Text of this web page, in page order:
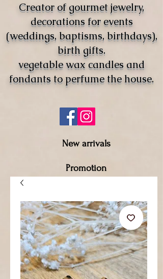
Creator of gourmet jewelry,
decorations for events
(weddings, baptisms, birthdays),
birth gifts.
vegetable wax candles and
fondants to perfume the house.
New arrivals
Promotion